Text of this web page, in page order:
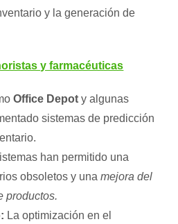
y la generación de
y farmacéuticas
Office Depot y algunas
sistemas de predicción
han permitido una
obsoletos y una mejora del
productos.
La optimización en el